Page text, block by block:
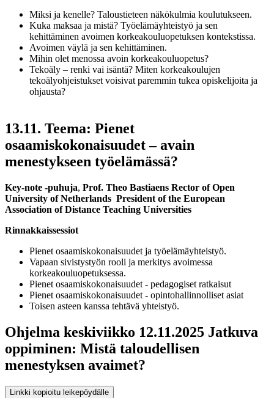
Miksi ja kenelle? Taloustieteen näkökulmia koulutukseen.
Kuka maksaa ja mistä? Työelämäyhteistyö ja sen
kehittäminen avoimen korkeakouluopetuksen kontekstissa.
Avoimen väylä ja sen kehittäminen.
Mihin olet menossa avoin korkeakouluopetus?
Tekoäly – renki vai isäntä? Miten korkeakoulujen
tekoälyohjeistukset voisivat paremmin tukea opiskelijoita ja
ohjausta?
13.11. Teema: Pienet
osaamiskokonaisuudet – avain
menestykseen työelämässä?
Key-note -puhuja, Prof. Theo Bastiaens Rector of Open
University of Netherlands President of the European
Association of Distance Teaching Universities
Rinnakkaissessiot
Pienet osaamiskokonaisuudet ja työelämäyhteistyö.
Vapaan sivistystyön rooli ja merkitys avoimessa
korkeakouluopetuksessa.
Pienet osaamiskokonaisuudet - pedagogiset ratkaisut
Pienet osaamiskokonaisuudet - opintohallinnolliset asiat
Toisen asteen kanssa tehtävä yhteistyö.
Ohjelma keskiviikko 12.11.2025 Jatkuva
oppiminen: Mistä taloudellisen
menestyksen avaimet?
Linkki kopioitu leikepöydälle